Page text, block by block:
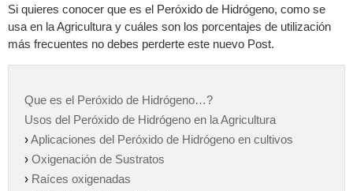
Si quieres conocer que es el Peróxido de Hidrógeno, como se
usa en la Agricultura y cuáles son los porcentajes de utilización
más frecuentes no debes perderte este nuevo Post.
Que es el Peróxido de Hidrógeno…?
Usos del Peróxido de Hidrógeno en la Agricultura
›Aplicaciones del Peróxido de Hidrógeno en cultivos
› Oxigenación de Sustratos
› Raíces oxigenadas